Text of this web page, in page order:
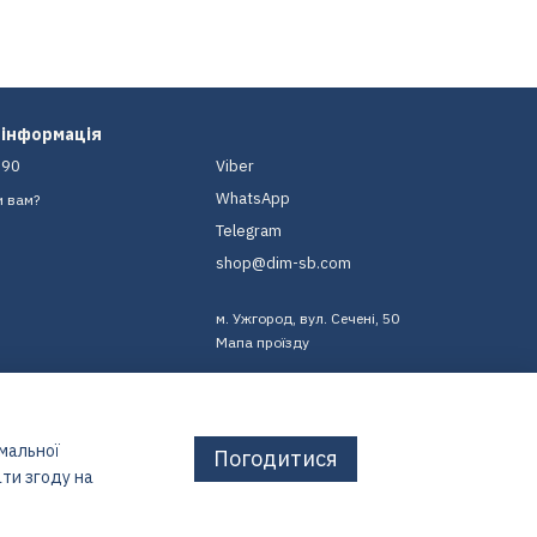
вам?
Viber
WhatsApp
Telegram
shop@dim-sb.com
м. Ужгород, вул. Сечені, 50
Мапа проїзду
згоду на
Погодитися